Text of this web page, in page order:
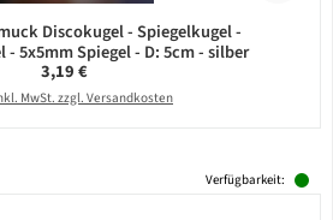
Discokugel - Spiegelkugel -
- 5x5mm Spiegel - D: 5cm - silber
Regulärer Preis:
3,19 €
MwSt. zzgl. Versandkosten
Verfügbarkeit: